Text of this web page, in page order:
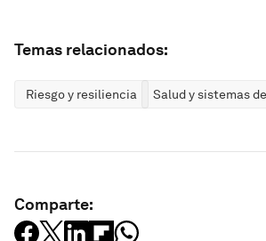
Temas relacionados:
Riesgo y resiliencia Salud y sistemas
Comparte: